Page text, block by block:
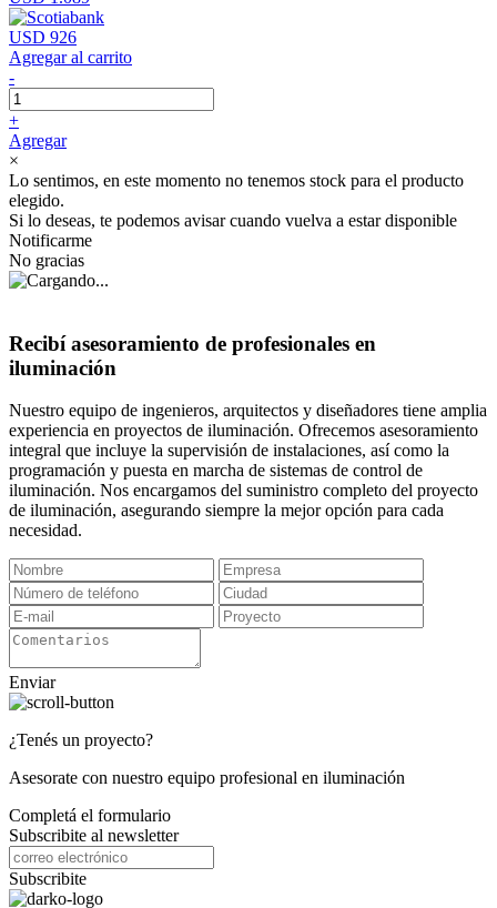
USD 926
Agregar al carrito
-
+
Agregar
×
Lo sentimos, en este momento no tenemos stock para el producto
elegido.
Si lo deseas, te podemos avisar cuando vuelva a estar disponible
Notificarme
No gracias
Recibí asesoramiento de profesionales en
iluminación
Nuestro equipo de ingenieros, arquitectos y diseñadores tiene amplia
experiencia en proyectos de iluminación. Ofrecemos asesoramiento
integral que incluye la supervisión de instalaciones, así como la
programación y puesta en marcha de sistemas de control de
iluminación. Nos encargamos del suministro completo del proyecto
de iluminación, asegurando siempre la mejor opción para cada
necesidad.
Enviar
¿Tenés un proyecto?
Asesorate con nuestro equipo profesional en iluminación
Completá el formulario
Subscribite al newsletter
Subscribite